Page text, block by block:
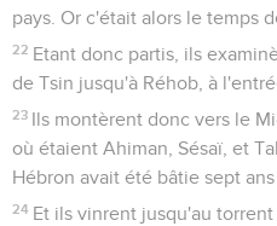
pays. Or c'était alors le temps
22 Etant donc partis, ils
de Tsin jusqu'à Réhob, à
23 Ils montèrent donc vers le
où étaient Ahiman, Sésaï, et
Hébron avait été bâtie sept
24 Et ils vinrent jusqu'au